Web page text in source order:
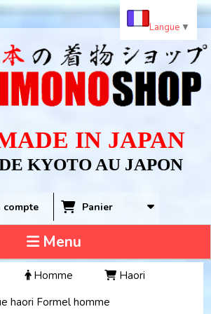
IN JAPAN
KYOTO AU JAPON
compte Panier
Menu
Homme
Haori
haori Formel homme
Langue ▼
cookies